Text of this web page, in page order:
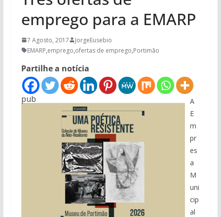
emprego para a EMARP
7 Agosto, 2017
JorgeEusebio
EMARP,emprego,ofertas de emprego,Portimão
Partilhe a notícia
pub
A
E
m
pr
es
a
M
uni
cip
al